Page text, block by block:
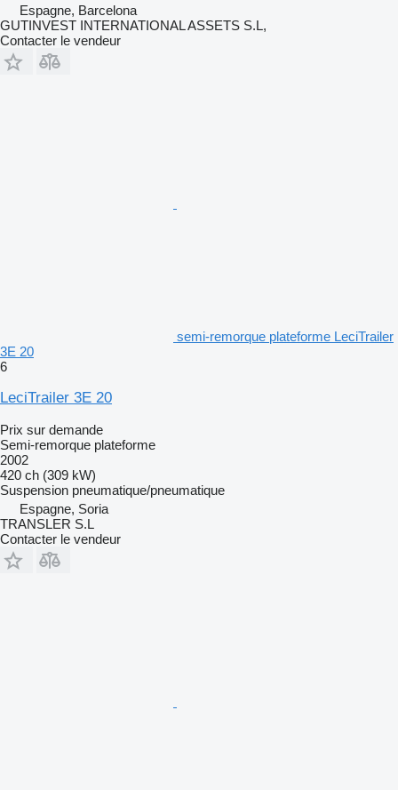
Espagne, Barcelona
GUTINVEST INTERNATIONAL ASSETS S.L,
Contacter le vendeur
semi-remorque plateforme LeciTrailer
3E 20
6
LeciTrailer 3E 20
Prix sur demande
Semi-remorque plateforme
2002
420 ch (309 kW)
Suspension pneumatique/pneumatique
Espagne, Soria
TRANSLER S.L
Contacter le vendeur